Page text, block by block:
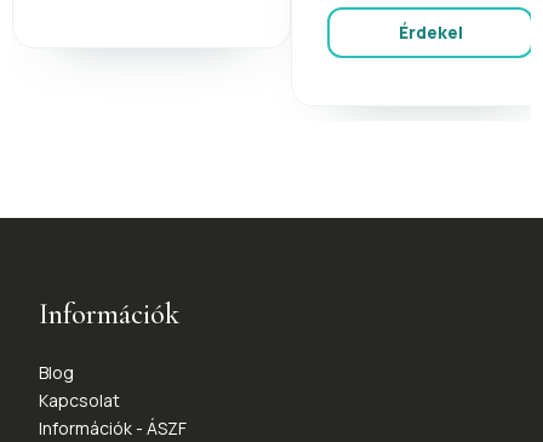
Érdekel
Információk
Blog
Kapcsolat
Információk - ÁSZF